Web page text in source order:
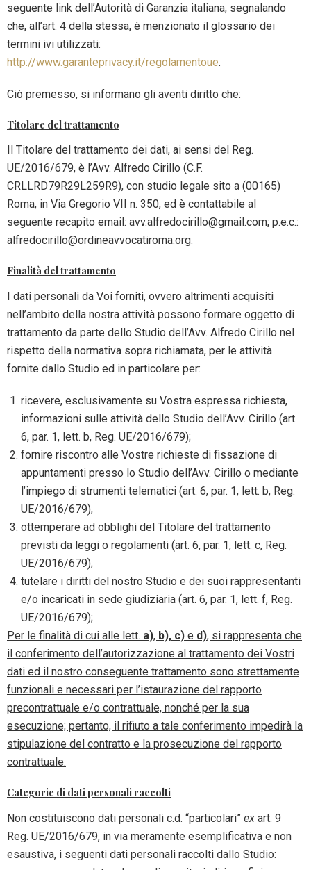
seguente link dell’Autorità di Garanzia italiana, segnalando
che, all’art. 4 della stessa, è menzionato il glossario dei
termini ivi utilizzati:
http://www.garanteprivacy.it/regolamentoue.
Ciò premesso, si informano gli aventi diritto che:
Titolare del trattamento
Il Titolare del trattamento dei dati, ai sensi del Reg.
UE/2016/679, è l’Avv. Alfredo Cirillo (C.F.
CRLLRD79R29L259R9), con studio legale sito a (00165)
Roma, in Via Gregorio VII n. 350, ed è contattabile al
seguente recapito email: avv.alfredocirillo@gmail.com; p.e.c.:
alfredocirillo@ordineavvocatiroma.org.
Finalità del trattamento
I dati personali da Voi forniti, ovvero altrimenti acquisiti
nell’ambito della nostra attività possono formare oggetto di
trattamento da parte dello Studio dell’Avv. Alfredo Cirillo nel
rispetto della normativa sopra richiamata, per le attività
fornite dallo Studio ed in particolare per:
ricevere, esclusivamente su Vostra espressa richiesta,
informazioni sulle attività dello Studio dell’Avv. Cirillo (art.
6, par. 1, lett. b, Reg. UE/2016/679);
fornire riscontro alle Vostre richieste di fissazione di
appuntamenti presso lo Studio dell’Avv. Cirillo o mediante
l’impiego di strumenti telematici (art. 6, par. 1, lett. b, Reg.
UE/2016/679);
ottemperare ad obblighi del Titolare del trattamento
previsti da leggi o regolamenti (art. 6, par. 1, lett. c, Reg.
UE/2016/679);
tutelare i diritti del nostro Studio e dei suoi rappresentanti
e/o incaricati in sede giudiziaria (art. 6, par. 1, lett. f, Reg.
UE/2016/679);
Per le finalità di cui alle lett. a), b), c) e d), si rappresenta che
il conferimento dell’autorizzazione al trattamento dei Vostri
dati ed il nostro conseguente trattamento sono strettamente
funzionali e necessari per l’istaurazione del rapporto
precontrattuale e/o contrattuale, nonché per la sua
esecuzione; pertanto, il rifiuto a tale conferimento impedirà la
stipulazione del contratto e la prosecuzione del rapporto
contrattuale.
Categorie di dati personali raccolti
Non costituiscono dati personali c.d. “particolari” ex art. 9
Reg. UE/2016/679, in via meramente esemplificativa e non
esaustiva, i seguenti dati personali raccolti dallo Studio: